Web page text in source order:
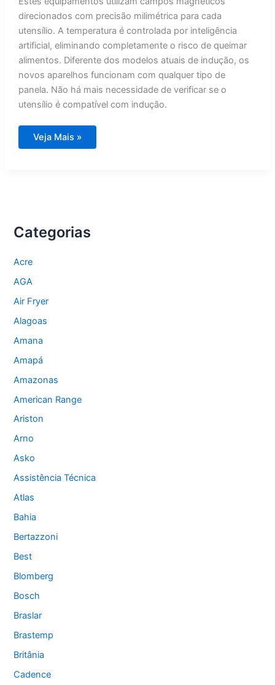
direcionados com precisão milimétrica para cada
utensílio. A temperatura é controlada por inteligência
artificial, eliminando completamente o risco de queimar
alimentos. Diferente dos modelos atuais de indução, os
novos aparelhos funcionam com qualquer tipo de
panela. Não há mais necessidade de verificar se o
utensílio é compatível com indução.
Revolução
nas
Veja Mais »
Categorias
Acre
AGA
Air Fryer
Alagoas
Amana
Amapá
Amazonas
American Range
Ariston
Arno
Asko
Assistência Técnica
Atlas
Bahia
Bertazzoni
Best
Blomberg
Bosch
Braslar
Brastemp
Britânia
Cadence